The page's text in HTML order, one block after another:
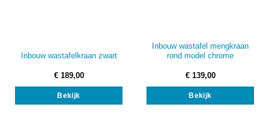
Inbouw wastafelkraan zwart
€189,00
Bekijk
Inbouw wastafel mengkraan
rond model chrome
€139,00
Bekijk